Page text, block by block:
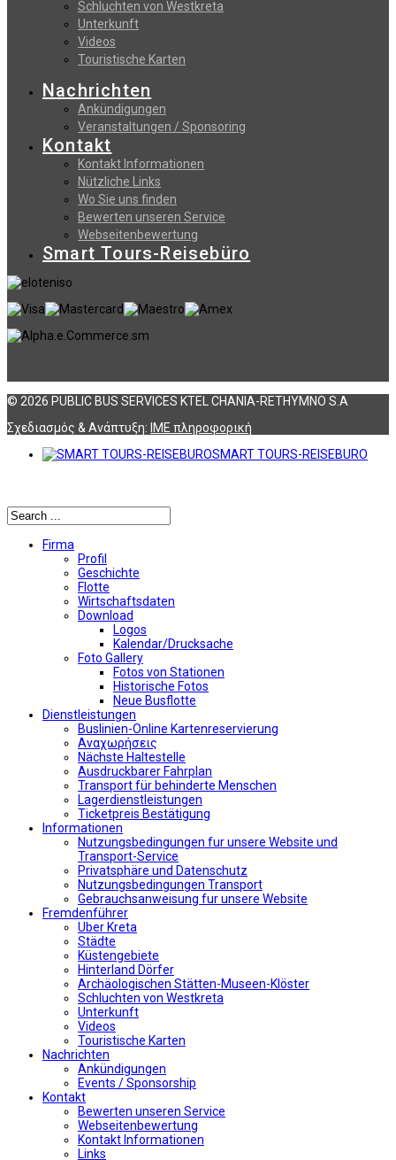
Schluchten von Westkreta
Unterkunft
Videos
Touristische Karten
Nachrichten
Ankündigungen
Veranstaltungen / Sponsoring
Kontakt
Kontakt Informationen
Nützliche Links
Wo Sie uns finden
Bewerten unseren Service
Webseitenbewertung
Smart Tours-Reisebüro
© 2026 PUBLIC BUS SERVICES KTEL CHANIA-RETHYMNO S.A
Σχεδιασμός & Ανάπτυξη: ΙΜΕ πληροφορική
SMART TOURS-REISEBURO
Firma
Profil
Geschichte
Flotte
Wirtschaftsdaten
Download
Logos
Kalendar/Drucksache
Foto Gallery
Fotos von Stationen
Historische Fotos
Neue Busflotte
Dienstleistungen
Buslinien-Online Kartenreservierung
Αναχωρήσεις
Nächste Haltestelle
Αusdruckbarer Fahrplan
Transport für behinderte Menschen
Lagerdienstleistungen
Ticketpreis Bestätigung
Informationen
Nutzungsbedingungen fur unsere Website und
Transport-Service
Privatsphäre und Datenschutz
Nutzungsbedingungen Transport
Gebrauchsanweisung fur unsere Website
Fremdenführer
Uber Kreta
Städte
Küstengebiete
Hinterland Dörfer
Archäologischen Stätten-Museen-Klöster
Schluchten von Westkreta
Unterkunft
Videos
Touristische Karten
Nachrichten
Ankündigungen
Events / Sponsorship
Kontakt
Bewerten unseren Service
Webseitenbewertung
Kontakt Informationen
Links